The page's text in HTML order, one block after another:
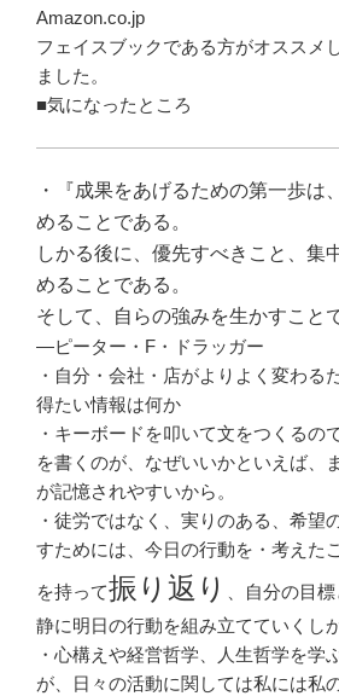
Amazon.co.jp
フェイスブックである方がオススメ
ました。
■気になったところ
・『成果をあげるための第一歩は
めることである。
しかる後に、優先すべきこと、集
めることである。
そして、自らの強みを生かすこと
―ピーター・F・ドラッガー
・自分・会社・店がよりよく変わる
得たい情報は何か
・キーボードを叩いて文をつくるの
を書くのが、なぜいいかといえば、
が記憶されやすいから。
・徒労ではなく、実りのある、希望
すためには、今日の行動を・考えた
を持って振り返り
、自分の目
静に明日の行動を組み立てていくし
・心構えや経営哲学、人生哲学を学
が、日々の活動に関しては私には私